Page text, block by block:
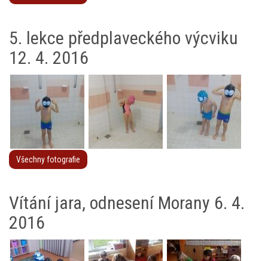
5. lekce předplaveckého výcviku
12. 4. 2016
Všechny fotografie
Vítání jara, odnesení Morany 6. 4.
2016